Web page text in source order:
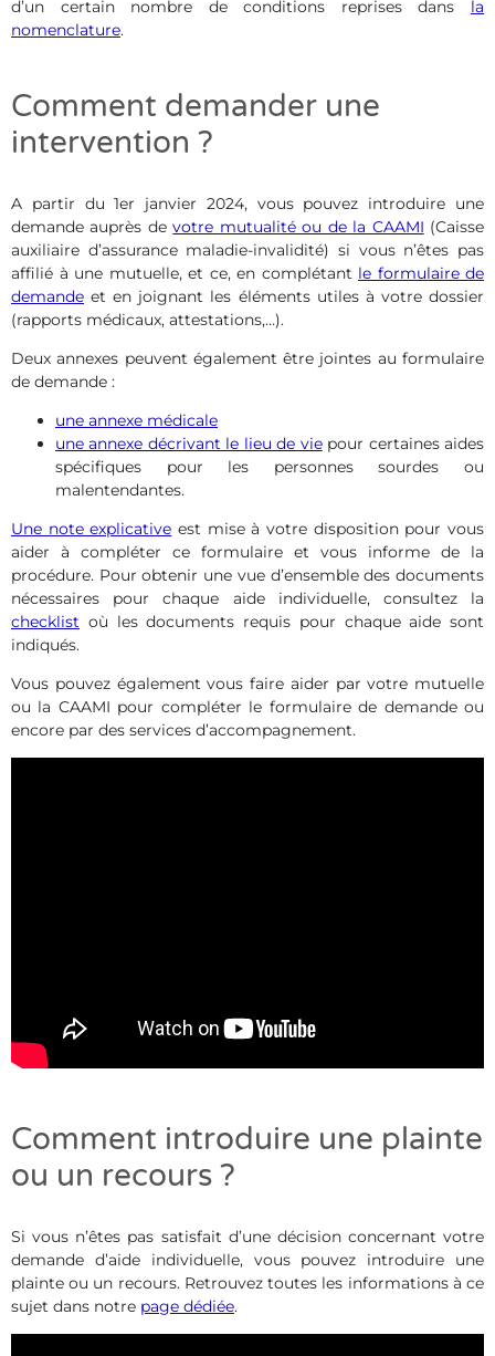
d’un certain nombre de conditions reprises dans la
nomenclature.
Comment demander une
intervention ?
A partir du 1er janvier 2024, vous pouvez introduire une
demande auprès devotre mutualité ou de la CAAMI (Caisse
auxiliaire d’assurance maladie-invalidité) si vous n’êtes pas
affilié à une mutuelle, et ce, en complétant le formulaire de
demande et en joignant les éléments utiles à votre dossier
(rapports médicaux, attestations,…).
Deux annexes peuvent également être jointes au formulaire
de demande :
une annexe médicale
une annexe décrivant le lieu de viepour certaines aides
spécifiques pour les personnes sourdes ou
malentendantes.
Une note explicative est mise à votre disposition pour vous
aider à compléter ce formulaire et vous informe de la
procédure. Pour obtenir une vue d’ensemble des documents
nécessaires pour chaque aide individuelle, consultez la
checklist où les documents requis pour chaque aide sont
indiqués.
Vous pouvez également vous faire aider par votre mutuelle
ou la CAAMI pour compléter le formulaire de demande ou
encore par des services d’accompagnement.
Comment introduire une plainte
ou un recours ?
Si vous n’êtes pas satisfait d’une décision concernant votre
demande d’aide individuelle, vous pouvez introduire une
plainte ou un recours. Retrouvez toutes les informations à ce
sujet dans notre page dédiée.